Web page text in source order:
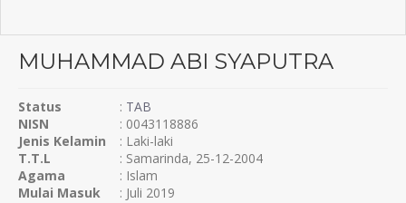
MUHAMMAD ABI SYAPUTRA
Status : TAB
NISN
: 0043118886
Jenis Kelamin
: Laki-laki
T.T.L
: Samarinda, 25-12-2004
Agama
: Islam
Mulai Masuk
: Juli 2019